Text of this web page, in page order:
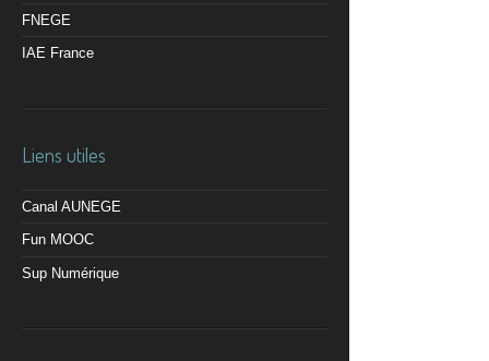
FNEGE
IAE France
Liens utiles
Canal AUNEGE
Fun MOOC
Sup Numérique